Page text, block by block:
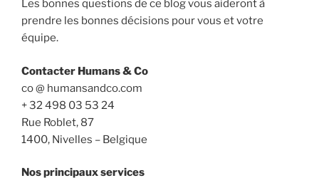
Les bonnes questions de ce blog vous aideront à
prendre les bonnes décisions pour vous et votre
équipe.
Contacter Humans & Co
co @ humansandco.com
+ 32 498 03 53 24
Rue Roblet, 87
1400, Nivelles – Belgique
Nos principaux services